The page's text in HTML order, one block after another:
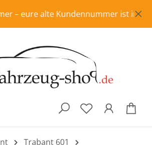
– eure alte Kundennummer ist in
Trabant 601